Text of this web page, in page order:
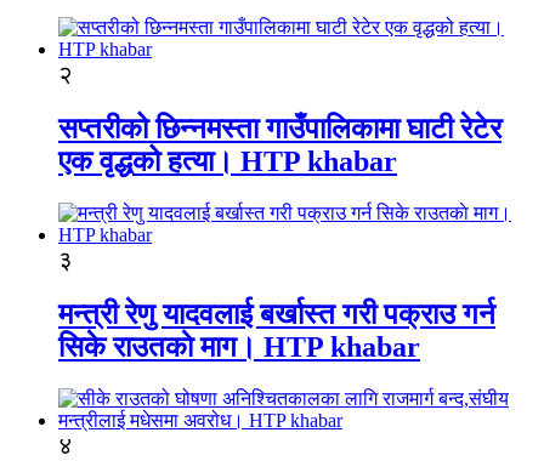
२
सप्तरीको छिन्नमस्ता गाउँपालिकामा घाटी रेटेर
एक वृद्धको हत्या। HTP khabar
३
मन्त्री रेणु यादवलाई बर्खास्त गरी पक्राउ गर्न
सिके राउतकाे माग। HTP khabar
४